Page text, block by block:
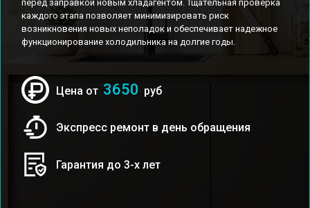
перед заправкой новым хладагентом. Тщательная проверка
каждого этапа позволяет минимизировать риск
возникновения новых неполадок и обеспечивает надежное
функционирование холодильника на долгие годы.
Цена от 3650 руб
Экспресс ремонт в день обращения
Гарантия до 3-х лет